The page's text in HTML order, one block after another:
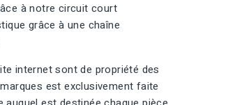
à notre circuit court
grâce à une chaîne
internet sont de propriété des
est exclusivement faite